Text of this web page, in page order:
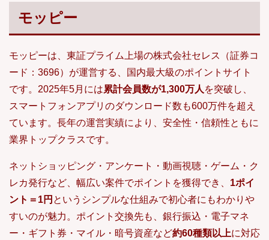
モッピー
モッピーは、東証プライム上場の株式会社セレス（証券コ
ード：3696）が運営する、国内最大級のポイントサイト
です。2025年5月には累計会員数が1,300万人 を突破し、
スマートフォンアプリのダウンロード数も600万件を超え
ています。長年の運営実績により、安全性・信頼性ともに
業界トップクラスです。
ネットショッピング・アンケート・動画視聴・ゲーム・ク
レカ発行など、幅広い案件でポイントを獲得でき、 1ポイ
ント＝1円 というシンプルな仕組みで初心者にもわかりや
すいのが魅力。ポイント交換先も、銀行振込・電子マネ
ー・ギフト券・マイル・暗号資産など約60種類以上に対応